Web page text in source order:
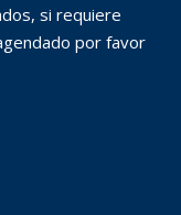
si requiere
por favor